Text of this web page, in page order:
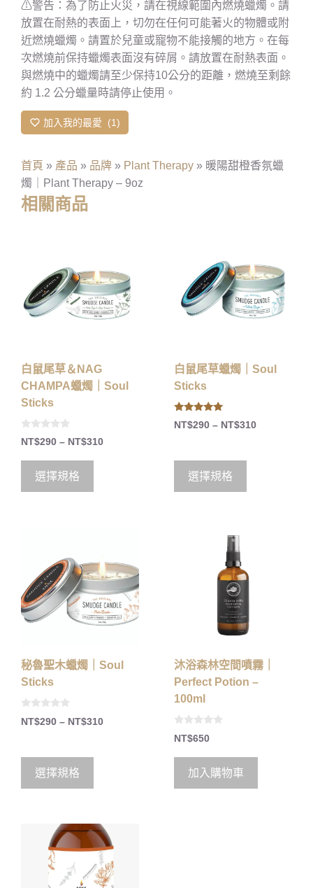
⚠警告：為了防止火災，請在視線範圍內燃燒蠟燭。請
放置在耐熱的表面上，切勿在任何可能著火的物體或附
近燃燒蠟燭。請置於兒童或寵物不能接觸的地方。在每
次燃燒前保持蠟燭表面沒有碎屑。請放置在耐熱表面。
與燃燒中的蠟燭請至少保持10公分的距離，燃燒至剩餘
約 1.2 公分蠟量時請停止使用。
加入我的最愛 1
首頁 » 產品 » 品牌 » Plant Therapy » 暖陽甜橙香氛蠟
燭｜Plant Therapy – 9oz
相關商品
白鼠尾草＆NAG
CHAMPA蠟燭｜Soul
Sticks
0
o
5
NT$290 – NT$310
選擇規格
白鼠尾草蠟燭｜Soul
Sticks
5.00
out of 5
NT$290 – NT$310
選擇規格
秘魯聖木蠟燭｜Soul
Sticks
0
oNT$290 – NT$310
選擇規格
沐浴森林空間噴霧｜
Perfect Potion –
100ml
0
o
5
NT$650
加入購物車